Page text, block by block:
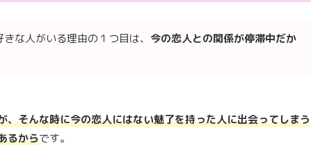
な人がいる理由の１つ目は、 今の恋人との関係が停滞中だか
、そんな時に今の恋人にはない魅了を持った人に出会ってしまう
るからです。